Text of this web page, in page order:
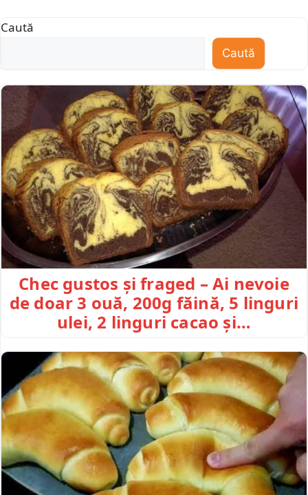
Caută
Caută
Chec gustos și fraged – Ai nevoie
de doar 3 ouă, 200g făină, 5 linguri
ulei, 2 linguri cacao și…